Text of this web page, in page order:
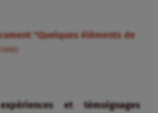
"Quelques éléments de
et témoignages